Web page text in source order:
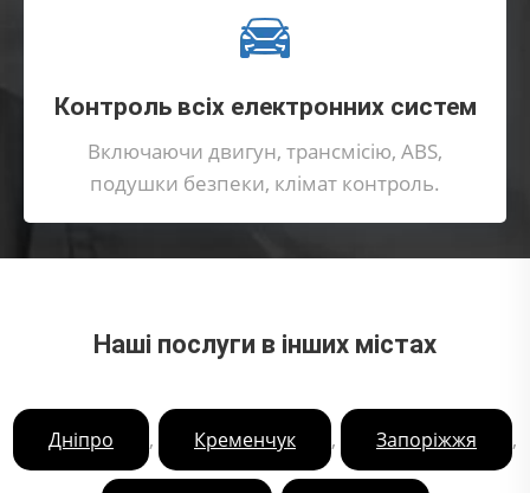
Контроль всіх електронних систем
Включаючи двигун, трансмісію, ABS,
подушки безпеки, клімат контроль.
Наші послуги в інших містах
Дніпро , Кременчук , Запоріжжя ,